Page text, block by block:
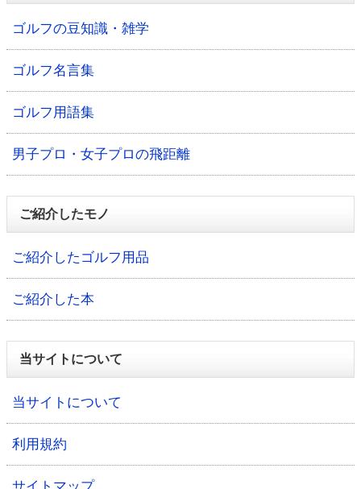
ゴルフの豆知識・雑学
ゴルフ名言集
ゴルフ用語集
男子プロ・女子プロの飛距離
ご紹介したモノ
ご紹介したゴルフ用品
ご紹介した本
当サイトについて
当サイトについて
利用規約
サイトマップ